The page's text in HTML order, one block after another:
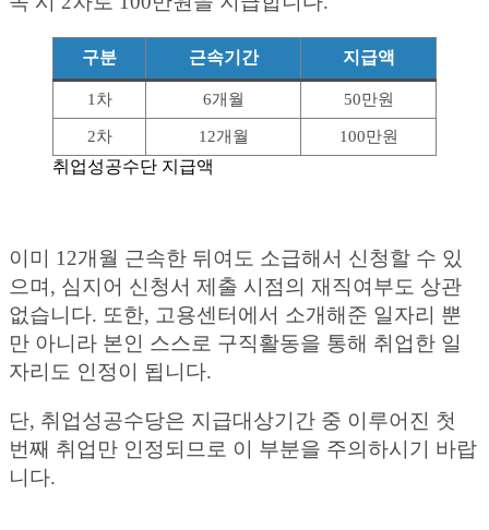
구분 근속기간 지급액
1차 6개월 50만원
2차 12개월 100만원
취업성공수단 지급액
이미 12개월 근속한 뒤여도 소급해서 신청할 수 있
으며, 심지어 신청서 제출 시점의 재직여부도 상관
없습니다. 또한, 고용센터에서 소개해준 일자리 뿐
만 아니라 본인 스스로 구직활동을 통해 취업한 일
자리도 인정이 됩니다.
단, 취업성공수당은 지급대상기간 중 이루어진 첫
번째 취업만 인정되므로 이 부분을 주의하시기 바랍
니다.